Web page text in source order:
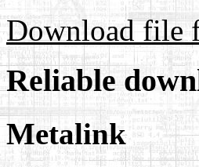
Download file
Reliable
Metalink